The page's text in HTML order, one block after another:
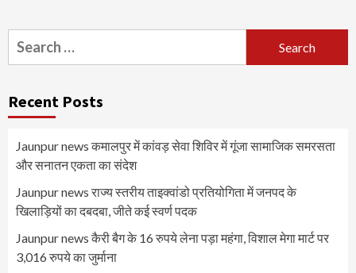
Search
for:
Recent Posts
Jaunpur news कमालपुर में कांवड़ सेवा शिविर में गूंजा सामाजिक समरसता
और सनातन एकता का संदेश
Jaunpur news ​राज्य स्तरीय ताइक्वांडो प्रतियोगिता में जनपद के
खिलाड़ियों का दबदबा, जीते कई स्वर्ण पदक
Jaunpur news कैरी बैग के 16 रुपये लेना पड़ा महंगा, विशाल मेगा मार्ट पर
3,016 रुपये का जुर्माना